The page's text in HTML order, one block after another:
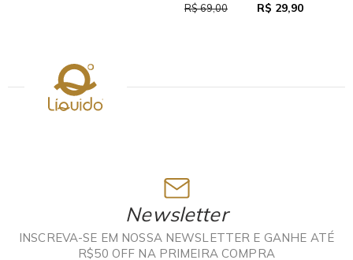
R$ 69,00 R$ 29,90
Newsletter
INSCREVA-SE EM NOSSA NEWSLETTER E GANHE ATÉ
R$50 OFF NA PRIMEIRA COMPRA